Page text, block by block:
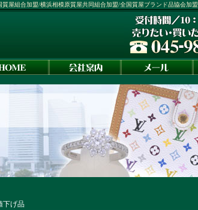
質屋組合加盟/横浜相模原質屋共同組合加盟/全国質屋ブランド品協会加盟
下げ品